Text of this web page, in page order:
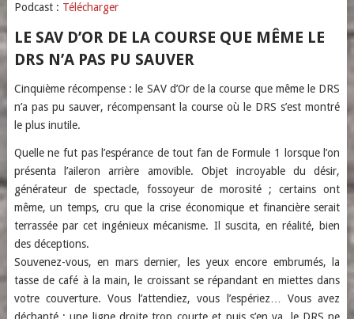
Podcast : Télécharger
LE SAV D’OR DE LA COURSE QUE MÊME LE
DRS N’A PAS PU SAUVER
Cinquième récompense : le SAV d’Or de la course que même le DRS
n’a pas pu sauver, récompensant la course où le DRS s’est montré
le plus inutile.
Quelle ne fut pas l’espérance de tout fan de Formule 1 lorsque l’on
présenta l’aileron arrière amovible. Objet incroyable du désir,
générateur de spectacle, fossoyeur de morosité ; certains ont
même, un temps, cru que la crise économique et financière serait
terrassée par cet ingénieux mécanisme. Il suscita, en réalité, bien
des déceptions.
Souvenez-vous, en mars dernier, les yeux encore embrumés, la
tasse de café à la main, le croissant se répandant en miettes dans
votre couverture. Vous l’attendiez, vous l’espériez… Vous avez